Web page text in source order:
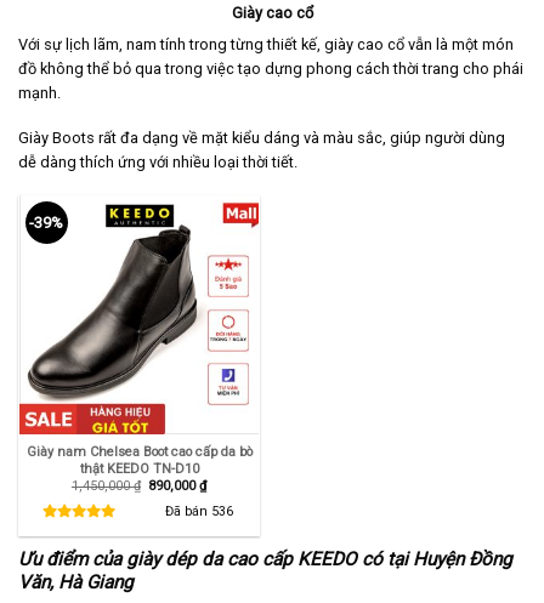
Giày cao cổ
Với sự lịch lãm, nam tính trong từng thiết kế, giày cao cổ vẫn là một món
đồ không thể bỏ qua trong việc tạo dựng phong cách thời trang cho phái
mạnh.
Giày Boots rất đa dạng về mặt kiểu dáng và màu sắc, giúp người dùng
dễ dàng thích ứng với nhiều loại thời tiết.
-39%
Giày nam Chelsea Boot cao cấp da bò
thật KEEDO TN-D10
1,450,000₫ Giá
1,450,000 ₫.
890,000₫Giá
hiện
tại
là:
890,000 ₫.
Đã bán 536
Ưu điểm của giày dép da cao cấp KEEDO có tại Huyện Đồng
Văn, Hà Giang